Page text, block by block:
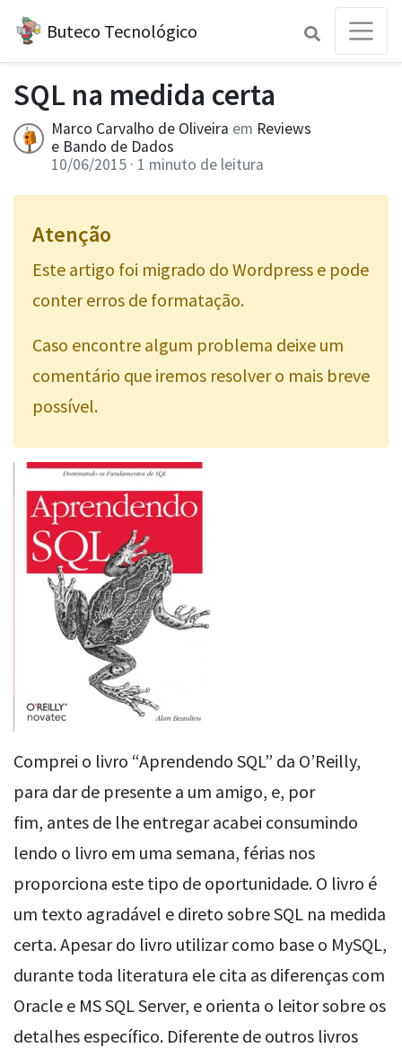
Buteco Tecnológico
SQL na medida certa
Marco Carvalho de Oliveira em Reviews
e Bando de Dados
10/06/2015 · 1 minuto de leitura
Atenção
Este artigo foi migrado do Wordpress e pode
conter erros de formatação.
Caso encontre algum problema deixe um
comentário que iremos resolver o mais breve
possível.
Comprei o livro “Aprendendo SQL” da O’Reilly,
para dar de presente a um amigo, e, por
fim, antes de lhe entregar acabei consumindo
lendo o livro em uma semana, férias nos
proporciona este tipo de oportunidade. O livro é
um texto agradável e direto sobre SQL na medida
certa. Apesar do livro utilizar como base o MySQL,
durante toda literatura ele cita as diferenças com
Oracle e MS SQL Server, e orienta o leitor sobre os
detalhes específico. Diferente de outros livros